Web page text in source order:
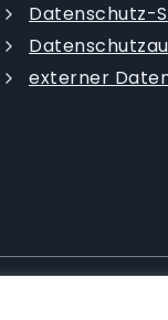
Datenschutz-
externer